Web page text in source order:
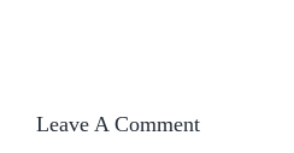
Leave A Comment